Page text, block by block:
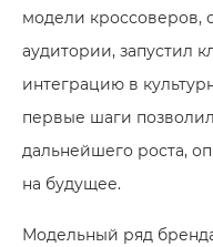
модели
аудитории, запустил
интеграцию в
первые шаги
дальнейшего роста,
на будущее.
Модельный ряд